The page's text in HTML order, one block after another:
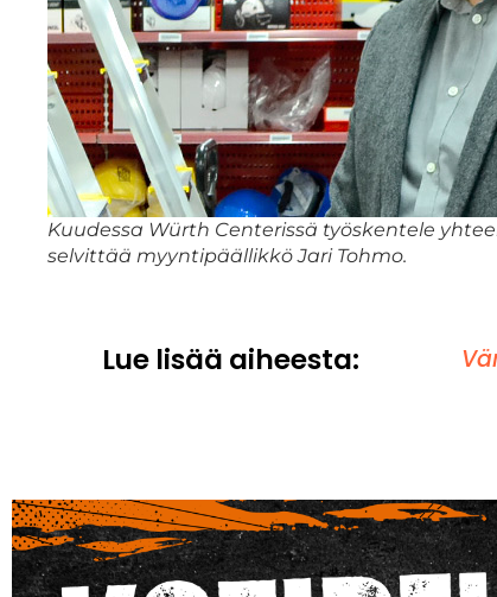
Kuudessa Würth Centerissä työskentele
selvittää myyntipäällikkö Jari Tohmo.
Lue lisää aiheesta: